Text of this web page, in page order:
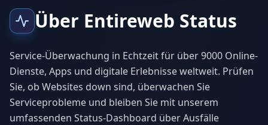
Über Entireweb Status
Service-Überwachung in Echtzeit für über 9000 Online-
Dienste, Apps und digitale Erlebnisse weltweit. Prüfen
Sie, ob Websites down sind, überwachen Sie
Serviceprobleme und bleiben Sie mit unserem
umfassenden Status-Dashboard über Ausfälle